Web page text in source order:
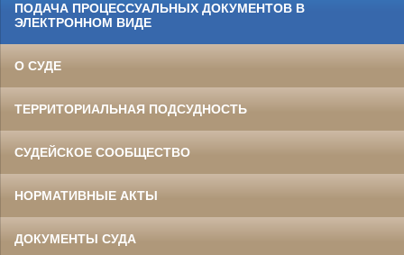
ПОДАЧА ПРОЦЕССУАЛЬНЫХ ДОКУМЕНТОВ В
ЭЛЕКТРОННОМ ВИДЕ
О СУДЕ
ТЕРРИТОРИАЛЬНАЯ ПОДСУДНОСТЬ
СУДЕЙСКОЕ СООБЩЕСТВО
НОРМАТИВНЫЕ АКТЫ
ДОКУМЕНТЫ СУДА